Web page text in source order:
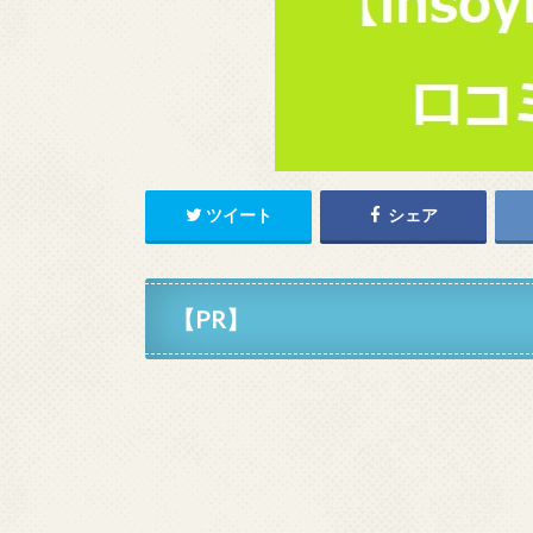
ツイート シェア
【PR】